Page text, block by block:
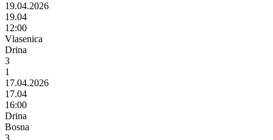
19.04.2026
19.04
12:00
Vlasenica
Drina
3
1
17.04.2026
17.04
16:00
Drina
Bosna
3